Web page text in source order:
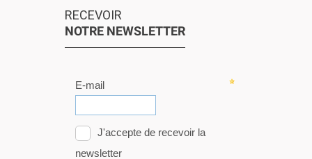
RECEVOIR
NOTRE NEWSLETTER